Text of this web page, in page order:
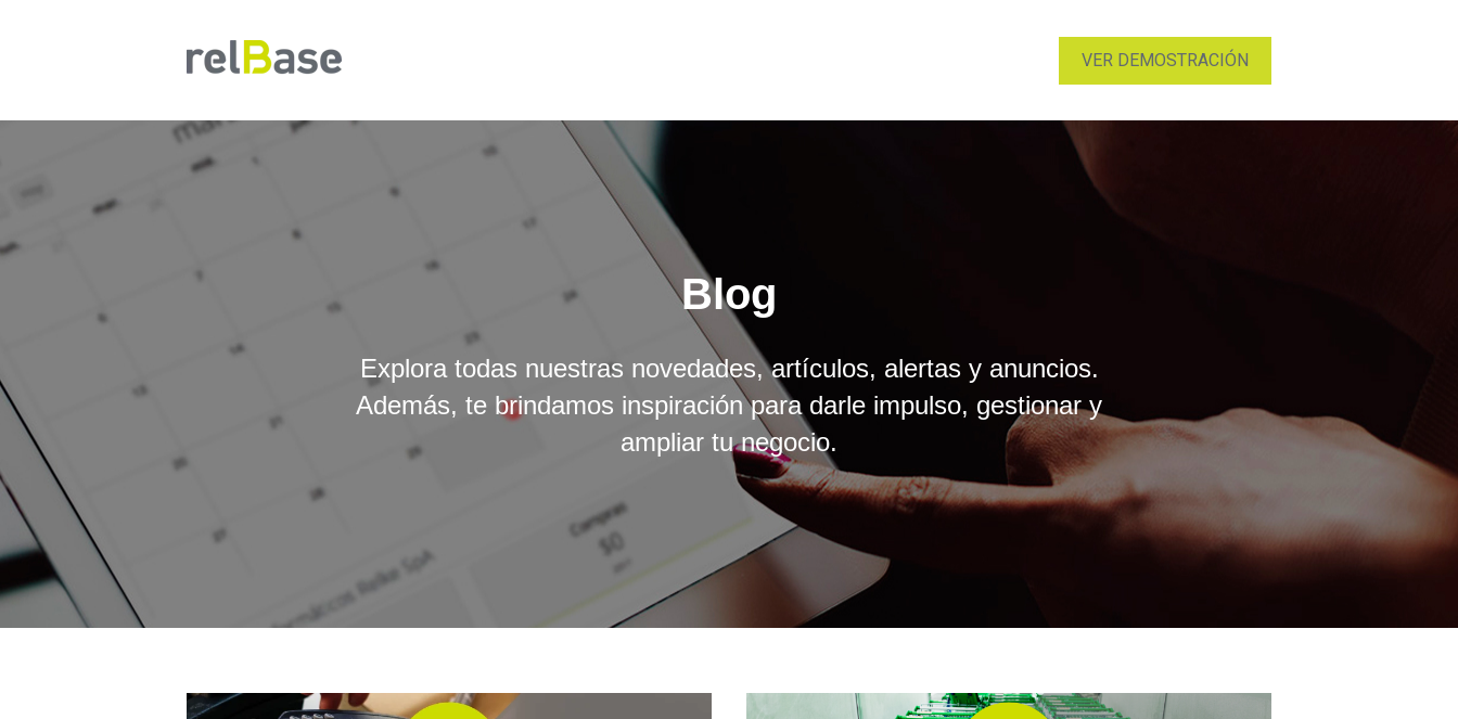
VER DEMOSTRACIÓN
Blog
Explora todas nuestras novedades, artículos, alertas y anuncios.
Además, te brindamos inspiración para darle impulso, gestionar y
ampliar tu negocio.